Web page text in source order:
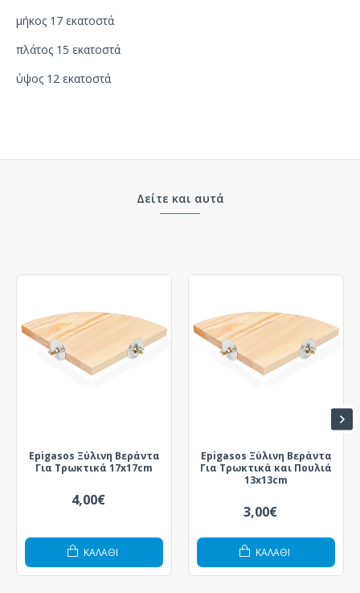
μήκος 17 εκατοστά
πλάτος 15 εκατοστά
ύψος 12 εκατοστά
Δείτε και αυτά
Epigasos Ξύλινη Βεράντα
Για Τρωκτικά 17x17cm
4,00€
ΚΑΛΆΘΙ
Epigasos Ξύλινη Βεράντα
Για Τρωκτικά και Πουλιά
13x13cm
3,00€
ΚΑΛΆΘΙ